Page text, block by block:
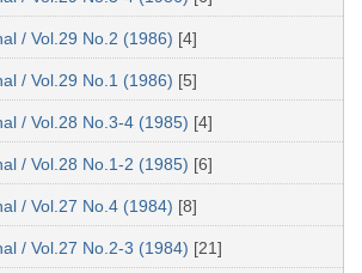
/ Vol.29 No.2 (1986) [4]
/ Vol.29 No.1 (1986) [5]
/ Vol.28 No.3-4 (1985) [4]
/ Vol.28 No.1-2 (1985) [6]
/ Vol.27 No.4 (1984) [8]
/ Vol.27 No.2-3 (1984) [21]